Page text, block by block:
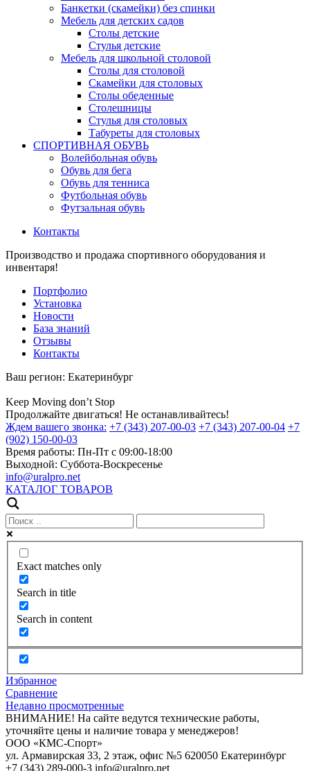
Банкетки (скамейки) без спинки
Мебель для детских садов
Столы детские
Стулья детские
Мебель для школьной столовой
Столы для столовой
Скамейки для столовых
Столы обеденные
Столешницы
Стулья для столовых
Табуреты для столовых
СПОРТИВНАЯ ОБУВЬ
Волейбольная обувь
Обувь для бега
Обувь для тенниса
Футбольная обувь
Футзальная обувь
Контакты
Производство и продажа спортивного оборудования и
инвентаря!
Портфолио
Установка
Новости
База знаний
Отзывы
Контакты
Ваш регион: Екатеринбург
Keep Moving don’t Stop
Продолжайте двигаться! Не останавливайтесь!
Ждем вашего звонка: +7 (343) 207-00-03 +7 (343) 207-00-04 +7
(902) 150-00-03
Время работы: Пн-Пт с 09:00-18:00
Выходной: Суббота-Воскресенье
info@uralpro.net
КАТАЛОГ ТОВАРОВ
Exact matches only
Search in title
Search in content
Избранное
Сравнение
Недавно просмотренные
ВНИМАНИЕ! На сайте ведутся технические работы,
уточняйте цены и наличие товара у менеджеров!
ООО «КМС-Спорт»
ул. Армавирская 33, 2 этаж, офис №5 620050 Екатеринбург
+7 (343) 289-000-3 info@uralpro.net